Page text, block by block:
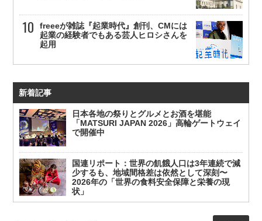
freeeが雑誌『起業時代』創刊、CMには
起業の経験者でもある芸人ヒロシさんを
起用
新着記事
日本各地の祭りとグルメとお酒を堪能
「MATSURI JAPAN 2026」高輪ゲートウェイ
で開催中
国連リポート：世界の飢餓人口は3年連続で減
少するも、地域間格差は依然として深刻〜
2026年の「世界の食料安全保障と栄養の現
状」